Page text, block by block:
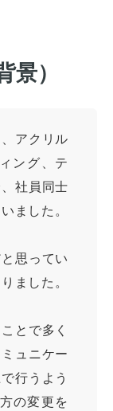
）
アクリル
ング、テ
社員同士
ました。
思ってい
ました。
とで多く
ュニケー
行うよう
の変更を